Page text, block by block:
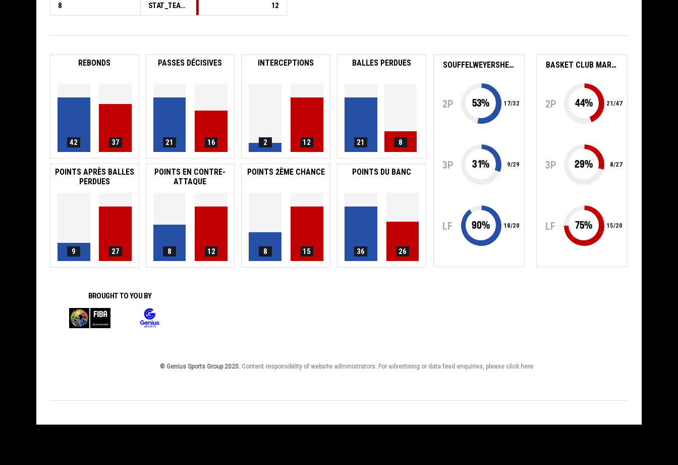
8 STAT_TEAMMATCH_BASKETBALL_sPointsFastBreak_ABBREV 12
REBONDS
42 37
PASSES DÉCISIVES
21 16
INTERCEPTIONS
2 12
BALLES PERDUES
21 8
POINTS APRÈS BALLES
PERDUES
9 27
POINTS EN CONTRE-
ATTAQUE
8 12
POINTS 2ÈME CHANCE
8 15
POINTS DU BANC
36 26
SOUFFELWEYERSHEIM BC
2P 53% 17/32
3P 31% 9/29
LF 90% 18/20
BASKET CLUB MARITIME GRAVELINES - GRAND FORT PHILIPPE
2P 44% 21/47
3P 29% 8/27
LF 75% 15/20
BROUGHT TO YOU BY
© Genius Sports Group 2020. Content responsibility of website administrators. For advertising or data feed enquiries, please click here